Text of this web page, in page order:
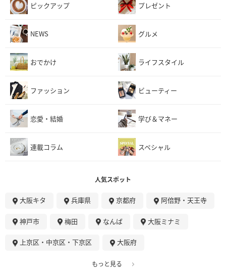
ピックアップ プレゼント
NEWS グルメ
おでかけ ライフスタイル
ファッション ビューティー
恋愛・結婚 学び＆マネー
連載コラム スペシャル
人気スポット
大阪キタ 兵庫県 京都府 阿倍野・天王寺
神戸市 梅田 なんば 大阪ミナミ
上京区・中京区・下京区 大阪府
もっと見る